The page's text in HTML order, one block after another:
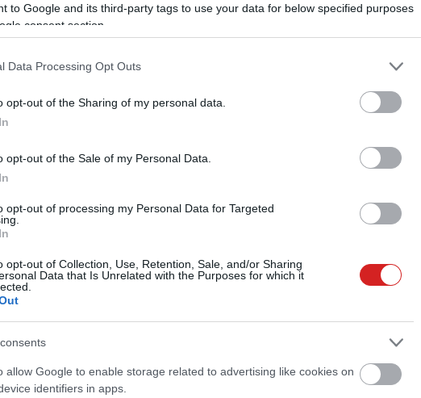
to Google and its third-party tags to use your data for below specified purposes
consent section.
Data Processing Opt Outs
opt-out of the Sharing of my personal data.
opt-out of the Sale of my Personal Data.
opt-out of processing my Personal Data for Targeted
opt-out of Collection, Use, Retention, Sale, and/or Sharing
Data that Is Unrelated with the Purposes for which it
allow Google to enable storage related to advertising like cookies on
identifiers in apps.
billentyűzeteknél kell keresni a
gyárilag előre szerelt verziókból háromfélét kínál a
szürkét, de van egy fehér-kék és egy rózsaszín is,
képviseltetik magukat nők is.
valamint 8 Fn gomb a szürke, a többi változatos
az ESC rózsaszín, az ENTER-ek sárgák, a
kapott. A gombsapkákban közös a Double Shot
vagyis a felső felületre lettek felfestve. Ez azt
kínál a TH108 Pro, valójában a gombok körüli
akár maguk a gombsapkák nem.